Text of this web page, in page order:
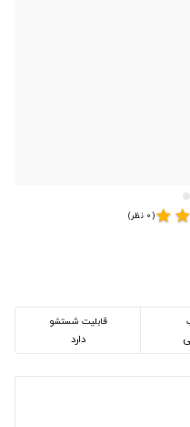
star
star(0 نظر)
قابلیت شستشو
دارد